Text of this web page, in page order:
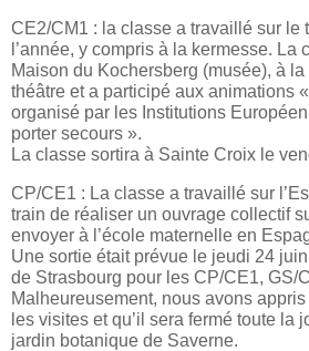
CE2/CM1 : la classe a travaillé sur le
l’année, y compris à la kermesse. La
Maison du Kochersberg (musée), à
théâtre et a participé aux animations
organisé par les Institutions
porter secours ».
La classe sortira à Sainte Croix le
CP/CE1 : La classe a travaillé sur
train de réaliser un ouvrage collectif
envoyer à l’école maternelle en
Une sortie était prévue le jeudi 24
de Strasbourg pour les CP/CE1, GS/
Malheureusement, nous avons
les visites et qu’il sera fermé toute la
jardin botanique de Saverne.